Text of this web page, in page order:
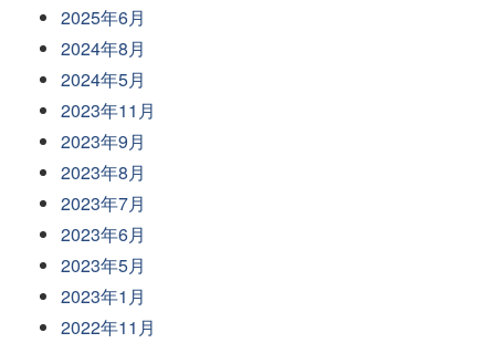
2025年6月
2024年8月
2024年5月
2023年11月
2023年9月
2023年8月
2023年7月
2023年6月
2023年5月
2023年1月
2022年11月